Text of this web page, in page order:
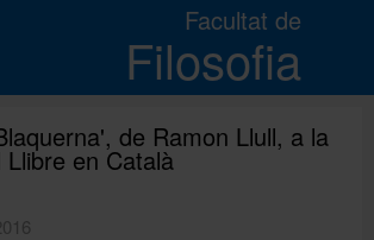
Facultat de
Filosofia
Estudis
Recerca i innovacióde Ramon Llull, a la
en Català